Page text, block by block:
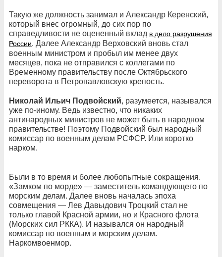
Такую же должность занимал и Александр Керенский,
который внес огромный, до сих пор по
справедливости не оцененный вклад в дело разрушения
России. Далее Александр Верховский вновь стал
военным министром и пробыл им менее двух
месяцев, пока не отправился с коллегами по
Временному правительству после Октябрьского
переворота в Петропавловскую крепость.
Николай Ильич Подвойский, разумеется, назывался
уже по-иному. Ведь известно, что никаких
антинародных министров не может быть в народном
правительстве! Поэтому Подвойский был народный
комиссар по военным делам РСФСР. Или коротко
нарком.
Были в то время и более любопытные сокращения.
«Замком по морде» — заместитель командующего по
морским делам. Далее вновь началась эпоха
совмещения — Лев Давыдович Троцкий стал не
только главой Красной армии, но и Красного флота
(Морских сил РККА). И назывался он народный
комиссар по военным и морским делам.
Наркомвоенмор.